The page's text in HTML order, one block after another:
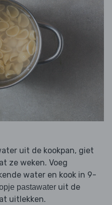
uit de kookpan, giet
ze weken. Voeg
water en kook in 9-
pastawater uit de
uitlekken.